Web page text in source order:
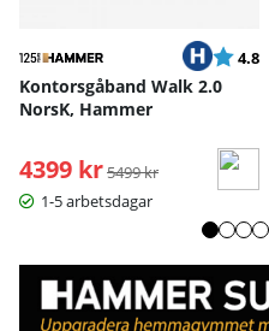
Betyg:
4.8
Kontorsgåband Walk 2.0
NorsK, Hammer
4399 kr Ordinarie pris:
5499 kr
1-5 arbetsdagar